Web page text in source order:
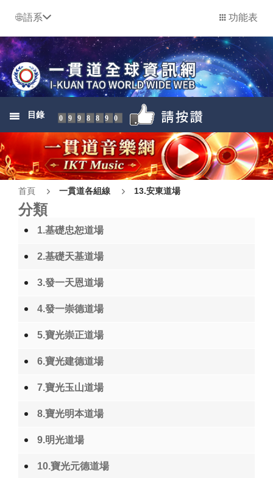
語系 功能表
目錄 0998890
首頁 一貫道各組線 13.安東道場
分類
1.基礎忠恕道場
2.基礎天基道場
3.發一天恩道場
4.發一崇德道場
5.寶光崇正道場
6.寶光建德道場
7.寶光玉山道場
8.寶光明本道場
9.明光道場
10.寶光元德道場